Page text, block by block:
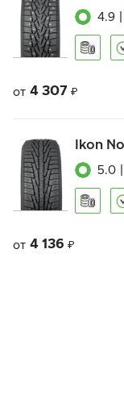
4.9
от 4 307 ₽
Ikon
5.0
от 4 136 ₽